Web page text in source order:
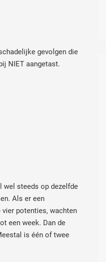
gevolgen die
NIET aangetast.
wel steeds op dezelfde
Als er een
vier potenties, wachten
een week. Dan de
is één of twee